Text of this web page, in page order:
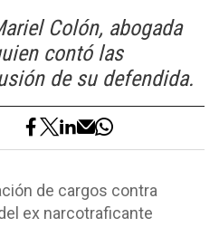
Colón, abogada
contó las
de su defendida.
de cargos contra
ex narcotraficante